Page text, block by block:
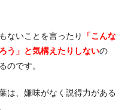
ないことを言ったり
「こんな
う」と気構えたりしないの
のです。
は、嫌味がなく説得力がある